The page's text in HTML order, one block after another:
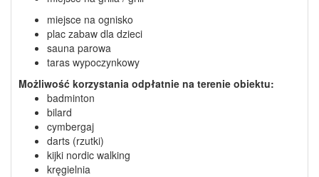
miejsce na ognisko
plac zabaw dla dzieci
sauna parowa
taras wypoczynkowy
Możliwość korzystania odpłatnie na terenie obiektu:
badminton
bilard
cymbergaj
darts (rzutki)
kijki nordic walking
kręgielnia